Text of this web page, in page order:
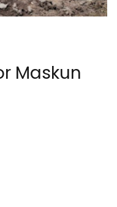
Maskun